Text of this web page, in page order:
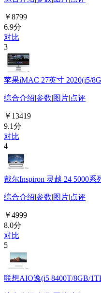
￥8799
6.9分
对比
3
苹果iMAC 27英寸 2020(i5/
综合介绍|参数|图片|点评
￥13419
9.1分
对比
4
戴尔Inspiron 灵越 24 5000系
综合介绍|参数|图片|点评
￥4999
8.0分
对比
5
联想AIO逸(i5 8400T/8GB/